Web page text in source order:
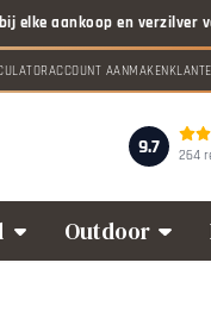
ACCOUNT AANMAKEN
9.7 264
Outdoor